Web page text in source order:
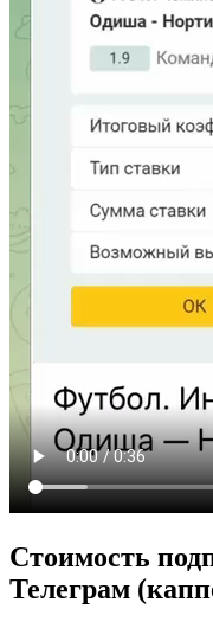
Стоимость
Телеграм